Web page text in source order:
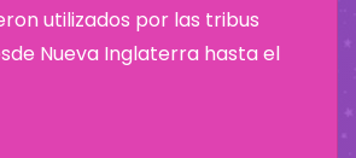
utilizados por las tribus
Nueva Inglaterra hasta el